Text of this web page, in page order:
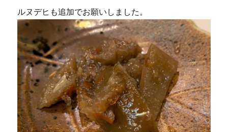
ルヌデヒも追加でお願いしました。